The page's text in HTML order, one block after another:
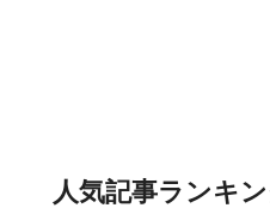
人気記事ランキ